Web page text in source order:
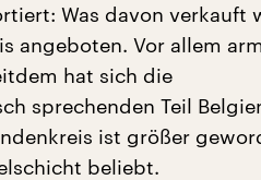
Was davon verkauft
angeboten. Vor allem
hat sich die
sprechenden Teil
ist größer
beliebt.